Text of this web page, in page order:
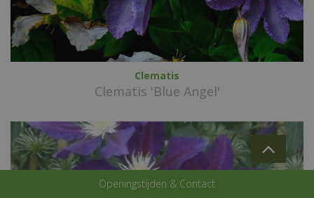
Clematis
Clematis 'Blue Angel'
Openingstijden & Contact